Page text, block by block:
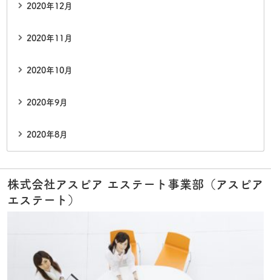
2020年12月
2020年11月
2020年10月
2020年9月
2020年8月
株式会社アスピア エステート事業部（アスピア
エステート）